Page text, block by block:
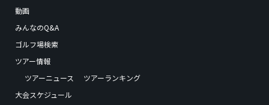
動画
みんなのQ&A
ゴルフ場検索
ツアー情報
ツアーニュース
ツアーランキング
大会スケジュール